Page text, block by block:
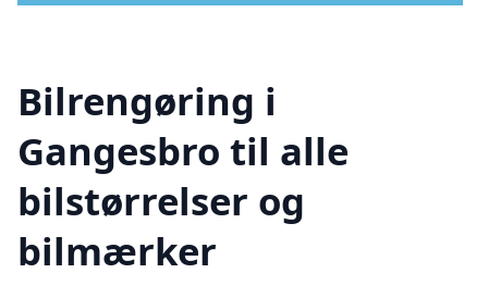
Bilrengøring i
Gangesbro til alle
bilstørrelser og
bilmærker